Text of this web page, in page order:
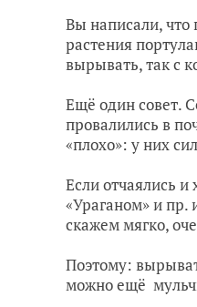
Вы написали, что
растения
вырывать, так с
Ещё один совет.
провалились в
«плохо»: у них
Если отчаялись
«Ураганом» и пр.
скажем мягко,
Поэтому:
можно ещё